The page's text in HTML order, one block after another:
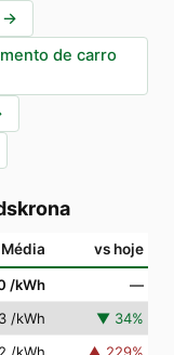
→
de carro
Média vs hoje
/kWh
—
/kWh ▼ 34%